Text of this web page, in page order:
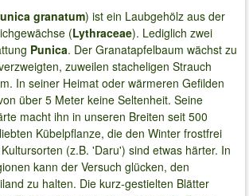
granatum) ist ein Laubgehölz aus der
(Lythraceae). Lediglich zwei
Punica. Der Granatapfelbaum wächst zu
zuweilen stacheligen Strauch
In seiner Heimat oder wärmeren Gefilden
über 5 Meter keine Seltenheit. Seine
macht ihn in unseren Breiten seit 500
Kübelpflanze, die den Winter frostfrei
(z.B. 'Daru') sind etwas härter. In
kann der Versuch glücken, den
zu halten. Die kurz-gestielten Blätter